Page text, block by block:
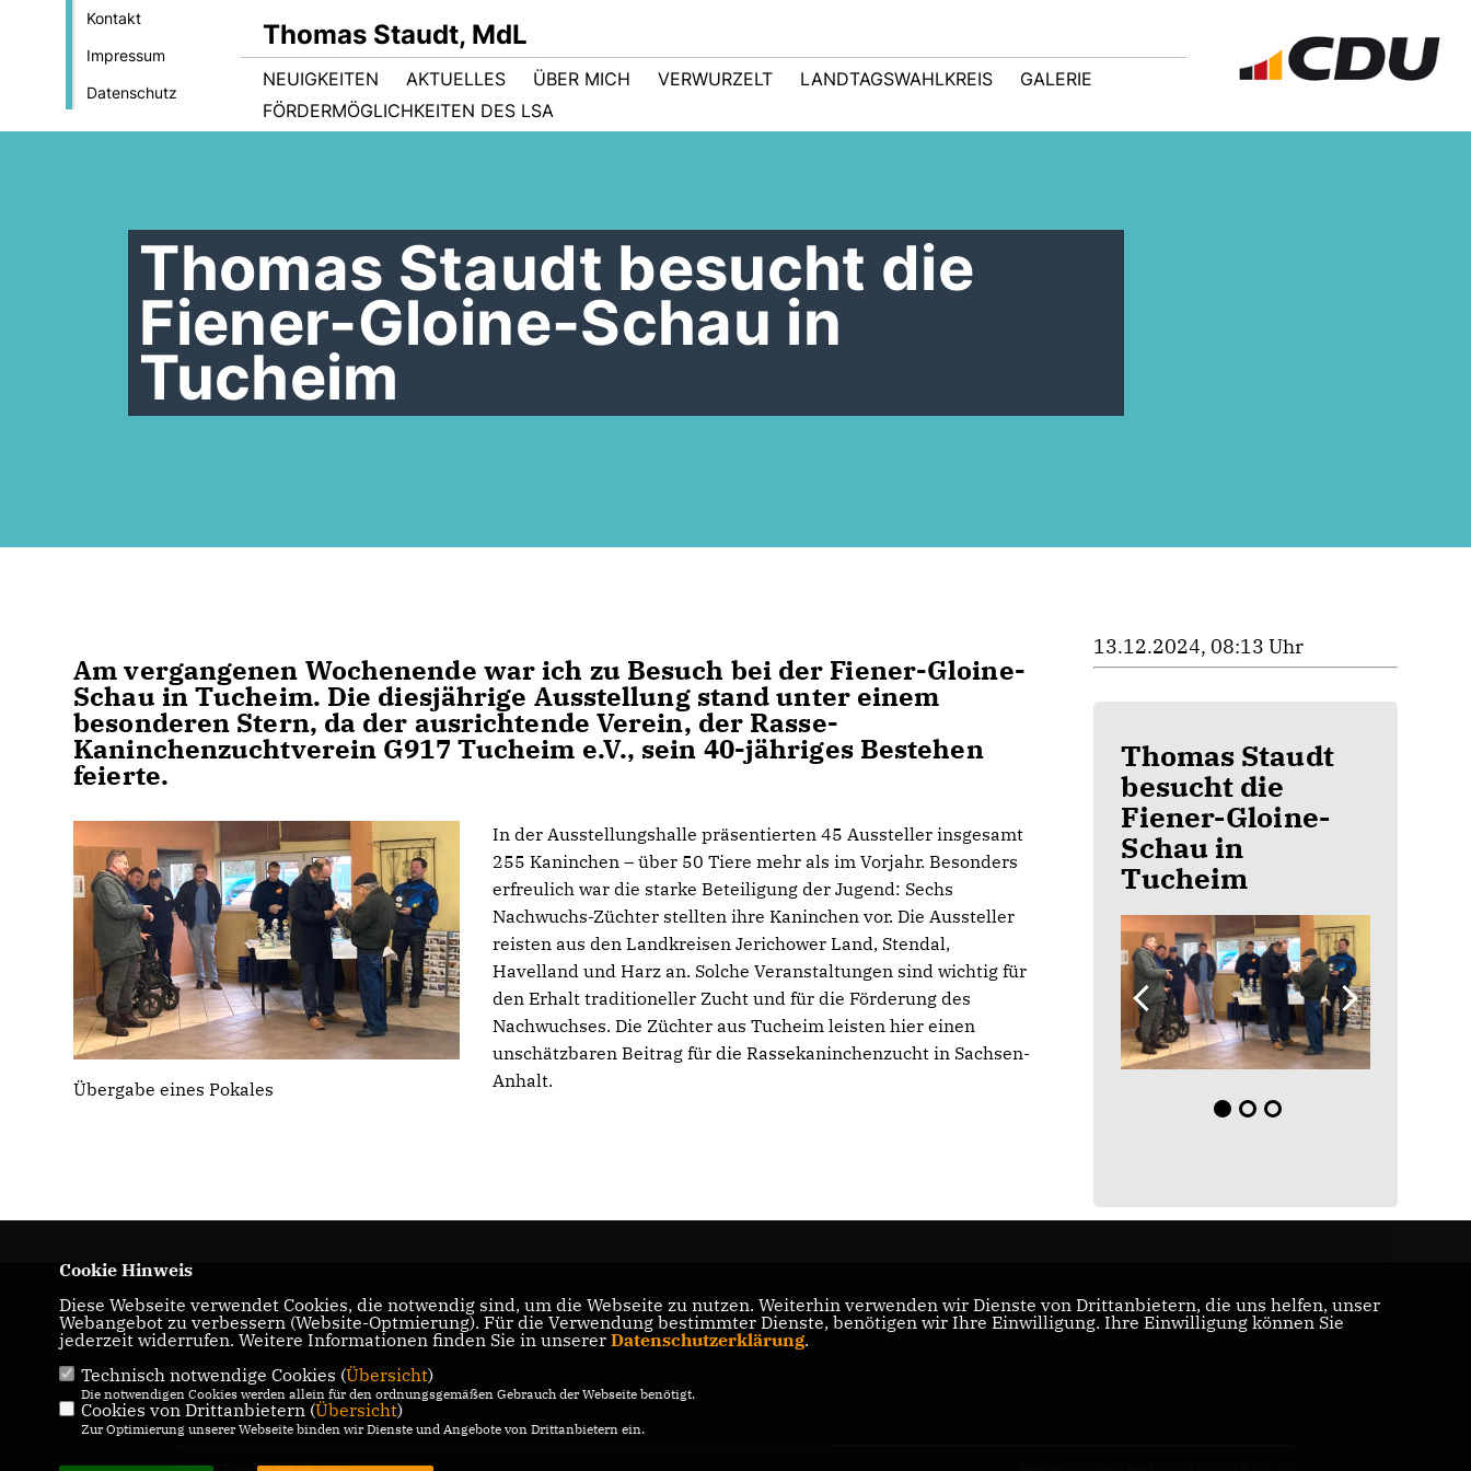
Kontakt
Impressum
Datenschutz
Thomas Staudt, MdL
NEUIGKEITEN AKTUELLES ÜBER MICH VERWURZELT LANDTAGSWAHLKREIS
GALERIE
FÖRDERMÖGLICHKEITEN DES LSA
Thomas Staudt besucht die
Fiener-Gloine-Schau in
Tucheim
Am vergangenen Wochenende war ich zu Besuch bei der Fiener-Gloine-
Schau in Tucheim. Die diesjährige Ausstellung stand unter einem
besonderen Stern, da der ausrichtende Verein, der Rasse-
Kaninchenzuchtverein G917 Tucheim e.V., sein 40-jähriges Bestehen
feierte.
Übergabe eines Pokales
In der Ausstellungshalle präsentierten 45 Aussteller insgesamt
255 Kaninchen – über 50 Tiere mehr als im Vorjahr. Besonders
erfreulich war die starke Beteiligung der Jugend: Sechs
Nachwuchs-Züchter stellten ihre Kaninchen vor. Die Aussteller
reisten aus den Landkreisen Jerichower Land, Stendal,
Havelland und Harz an. Solche Veranstaltungen sind wichtig für
den Erhalt traditioneller Zucht und für die Förderung des
Nachwuchses. Die Züchter aus Tucheim leisten hier einen
unschätzbaren Beitrag für die Rassekaninchenzucht in Sachsen-
Anhalt.
13.12.2024, 08:13 Uhr
Thomas Staudt
besucht die
Fiener-Gloine-
Schau in
Tucheim
CDU-Landtagabgeordneter für den Wahlkreis
05 Genthin
IMPRESSUM
DATENSCHUTZ
KONTAKT
Cookie Hinweis
Diese Webseite verwendet Cookies, die notwendig sind, um die Webseite zu nutzen. Weiterhin verwenden wir Dienste von Drittanbietern, die uns helfen, unser
Webangebot zu verbessern (Website-Optmierung). Für die Verwendung bestimmter Dienste, benötigen wir Ihre Einwilligung. Ihre Einwilligung können Sie
jederzeit widerrufen. Weitere Informationen finden Sie in unserer Datenschutzerklärung.
Technisch notwendige Cookies (Übersicht)
Die notwendigen Cookies werden allein für den ordnungsgemäßen Gebrauch der Webseite benötigt.
Cookies von Drittanbietern (Übersicht)
Zur Optimierung unserer Webseite binden wir Dienste und Angebote von Drittanbietern ein.